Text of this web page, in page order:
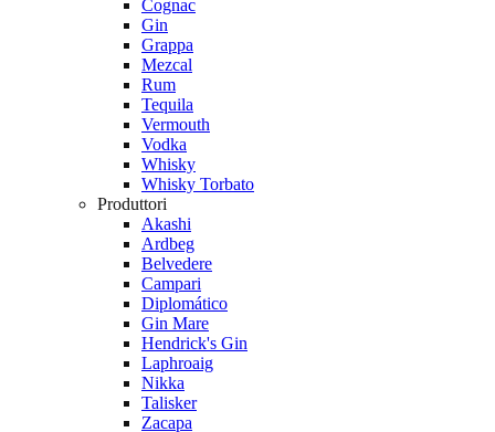
Cognac
Gin
Grappa
Mezcal
Rum
Tequila
Vermouth
Vodka
Whisky
Whisky Torbato
Produttori
Akashi
Ardbeg
Belvedere
Campari
Diplomático
Gin Mare
Hendrick's Gin
Laphroaig
Nikka
Talisker
Zacapa